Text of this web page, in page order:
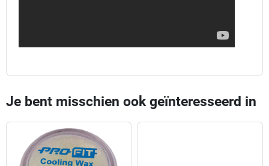
Je bent misschien ook geïnteresseerd in